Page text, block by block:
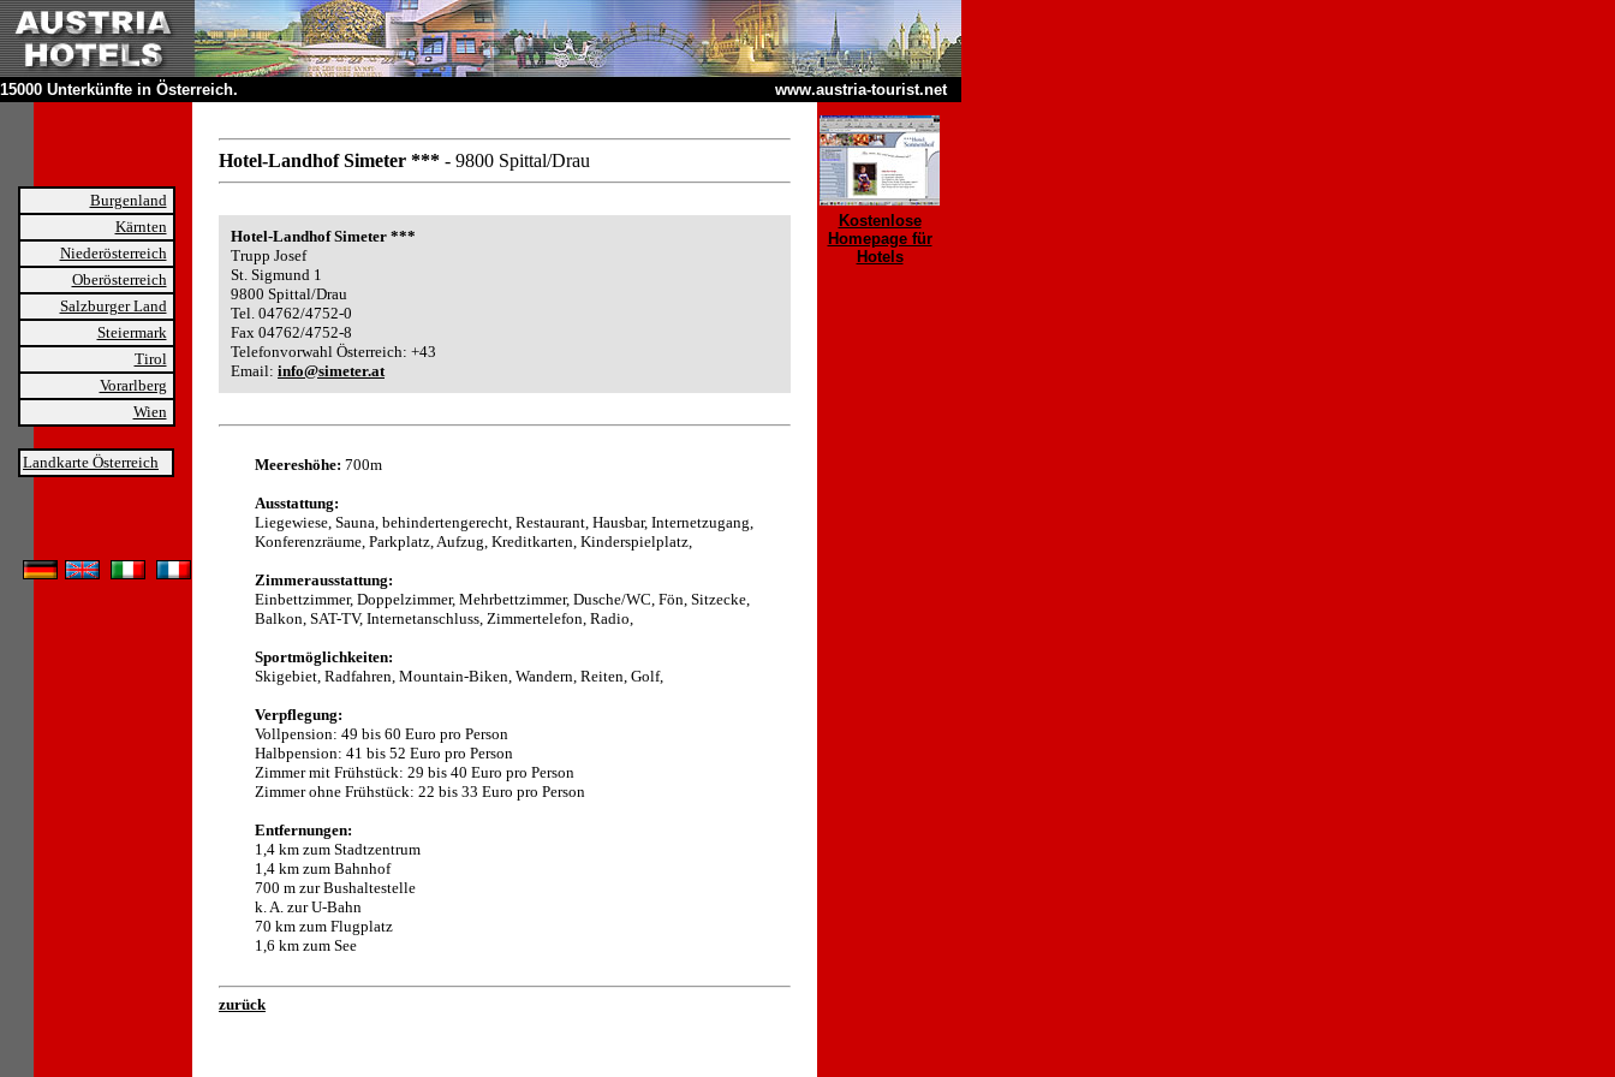
15000 Unterkünfte in Österreich. www.austria-tourist.net
Burgenland
Kärnten
Niederösterreich
Oberösterreich
Salzburger Land
Steiermark
Tirol
Vorarlberg
Wien
Landkarte Österreich
Hotel-Landhof Simeter *** - 9800 Spittal/Drau
Hotel-Landhof Simeter ***
Trupp Josef
St. Sigmund 1
9800 Spittal/Drau
Tel. 04762/4752-0
Fax 04762/4752-8
Telefonvorwahl Österreich: +43
Email: info@simeter.at
Meereshöhe: 700m
Ausstattung:
Liegewiese, Sauna, behindertengerecht, Restaurant, Hausbar, Internetzugang,
Konferenzräume, Parkplatz, Aufzug, Kreditkarten, Kinderspielplatz,
Zimmerausstattung:
Einbettzimmer, Doppelzimmer, Mehrbettzimmer, Dusche/WC, Fön, Sitzecke,
Balkon, SAT-TV, Internetanschluss, Zimmertelefon, Radio,
Sportmöglichkeiten:
Skigebiet, Radfahren, Mountain-Biken, Wandern, Reiten, Golf,
Verpflegung:
Vollpension: 49 bis 60 Euro pro Person
Halbpension: 41 bis 52 Euro pro Person
Zimmer mit Frühstück: 29 bis 40 Euro pro Person
Zimmer ohne Frühstück: 22 bis 33 Euro pro Person
Entfernungen:
1,4 km zum Stadtzentrum
1,4 km zum Bahnhof
700 m zur Bushaltestelle
k. A. zur U-Bahn
70 km zum Flugplatz
1,6 km zum See
zurück
Kostenlose
Homepage für
Hotels